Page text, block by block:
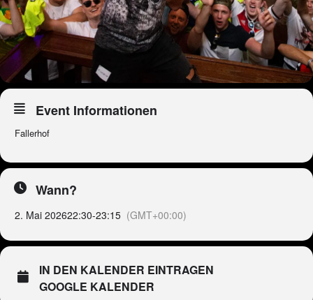
Event Informationen
Fallerhof
Wann?
2. Mai 202622:30-23:15 (GMT+00:00)
IN DEN KALENDER EINTRAGEN
GOOGLE KALENDER